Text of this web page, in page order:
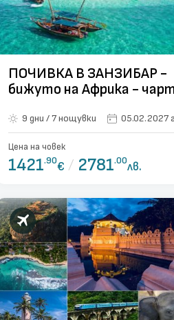
ПОЧИВКА В ЗАНЗИБАР -
бижуто на Африка -
9 дни / 7 нощувки 05.02.2027
Цена на човек
1421.90€ / 2781.00лв.